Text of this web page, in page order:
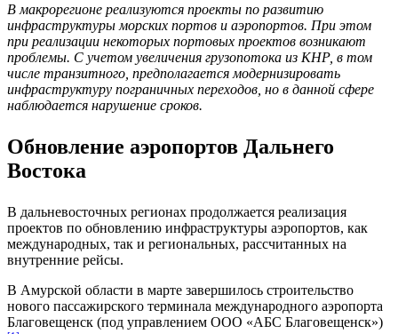
В макрорегионе реализуются проекты по развитию
инфраструктуры морских портов и аэропортов. При этом
при реализации некоторых портовых проектов возникают
проблемы. С учетом увеличения грузопотока из КНР, в том
числе транзитного, предполагается модернизировать
инфраструктуру пограничных переходов, но в данной сфере
наблюдается нарушение сроков.
Обновление аэропортов Дальнего
Востока
В дальневосточных регионах продолжается реализация
проектов по обновлению инфраструктуры аэропортов, как
международных, так и региональных, рассчитанных на
внутренние рейсы.
В Амурской области в марте завершилось строительство
нового пассажирского терминала международного аэропорта
Благовещенск (под управлением ООО «АБС Благовещенск»)